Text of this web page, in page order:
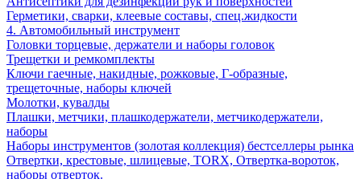
Герметики, сварки, клеевые составы, спец.жидкости
4. Автомобильный инструмент
Головки торцевые, держатели и наборы головок
Трещетки и ремкомплекты
Ключи гаечные, накидные, рожковые, Г-образные,
трещеточные, наборы ключей
Молотки, кувалды
Плашки, метчики, плашкодержатели, метчикодержатели,
наборы
Наборы инструментов (золотая коллекция) бестселлеры рынка
Отвертки, крестовые, шлицевые, TORX, Отвертка-вороток,
наборы отверток.